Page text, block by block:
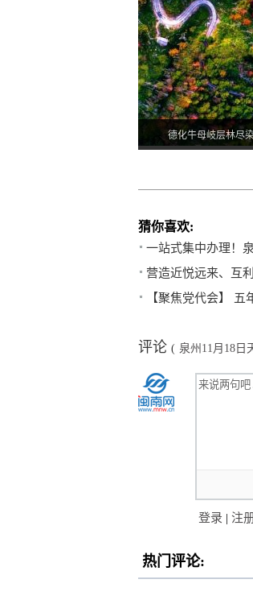
德化牛母岐层林尽
猜你喜欢:
一站式集中办理！
营造近悦远来、互
【聚焦党代会】
评论 ( 泉州11月18日
登录 | 注
热门评论: